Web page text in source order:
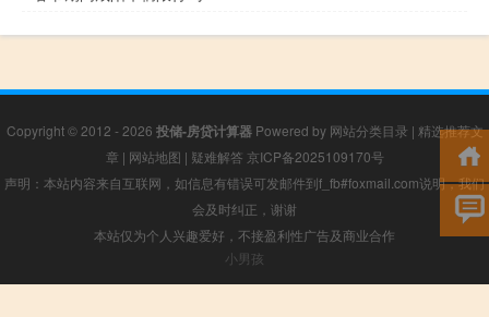
Copyright © 2012 - 2026 投储-房贷计算器Powered by 网站分类目录 | 精选推荐文
章 | 网站地图 | 疑难解答 京ICP备2025109170号
声明：本站内容来自互联网，如信息有错误可发邮件到f_fb#foxmail.com说明，我们
会及时纠正，谢谢
本站仅为个人兴趣爱好，不接盈利性广告及商业合作
小男孩